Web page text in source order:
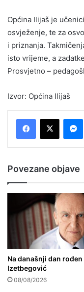
Općina Ilijaš je
osvježenje, te za
i priznanja.
isto vrijeme, a
Prosvjetno –
Izvor: Općina Ilijaš
Povezane objave
Na današnji dan
Izetbegović
08/08/2026